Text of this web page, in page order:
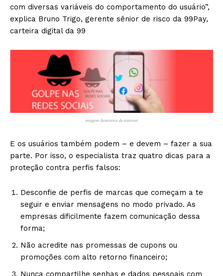
com diversas variáveis do comportamento do usuário”,
explica Bruno Trigo, gerente sênior de risco da 99Pay,
carteira digital da 99
imagem ilustrativa da internet
E os usuários também podem – e devem – fazer a sua
parte. Por isso, o especialista traz quatro dicas para a
proteção contra perfis falsos:
Desconfie de perfis de marcas que começam a te
seguir e enviar mensagens no modo privado. As
empresas dificilmente fazem comunicação dessa
forma;
Não acredite nas promessas de cupons ou
promoções com alto retorno financeiro;